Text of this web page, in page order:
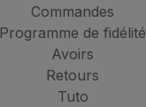
Commandes
Programme de fidélité
Avoirs
Retours
Tuto